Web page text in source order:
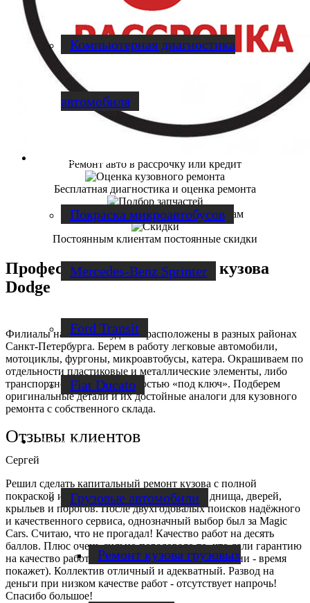
Компьютерная диагностика
автомобиля
Ремонт микроавтобусов
Покраска микроавтобусов
Mercedes-Benz Sprinter
Ford Transit
Fiat Ducato
Ремонт фургонов
Грузовые автомобили
Ремонт кузова грузовых
Ремонт авто в рассрочку или кредит
Бесплатная диагностика и оценка ремонта
Подбор запчастей по оптовым ценам
Постоянным клиентам постоянные скидки
Профессиональный ремонт кузова
Dodge
Филиалы нашей сети удобно расположены в разных районах
Санкт-Петербурга. Берем в работу легковые автомобили,
мотоциклы, фургоны, микроавтобусы, катера. Окрашиваем по
отдельности пластиковые и металлические элементы, либо
транспортное средство полностью «под ключ». Подберем
оригинальные детали и их достойные аналоги для кузовного
ремонта с собственного склада.
Отзывы клиентов
Сергей
Решил сделать капитальный ремонт кузова с полной
покраской и антикоррозийной обработкой днища, дверей,
крыльев и порогов. После двухгодовалых поисков надёжного
и качественного сервиса, однозначный выбор был за Magic
Cars. Считаю, что не прогадал! Качество работ на десять
баллов. Плюс очень сильно порадовало то, что дали гарантию
на качество работ минимум 5 лет (на счёт гарантии - время
покажет). Коллектив отличный и адекватный. Развод на
деньги при низком качестве работ - отсутствует напрочь!
Спасибо большое!